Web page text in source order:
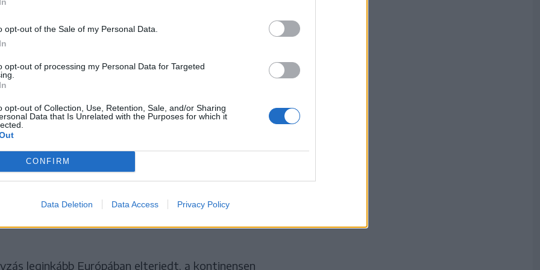
opt-out of the Sale of my Personal Data.
opt-out of processing my Personal Data for Targeted
opt-out of Collection, Use, Retention, Sale, and/or Sharing
Data that Is Unrelated with the Purposes for which it
CONFIRM
Data Deletion Data Access Privacy Policy
globális
van: míg 2000-ben mintegy
cigarettázott, ez a szám
1,2 milliárd volt.
Délkelet-Ázsiában mérték a legnagyobb
csaknem a felére esett vissza 2000 és 2024
leginkább Európában elterjedt, a kontinensen